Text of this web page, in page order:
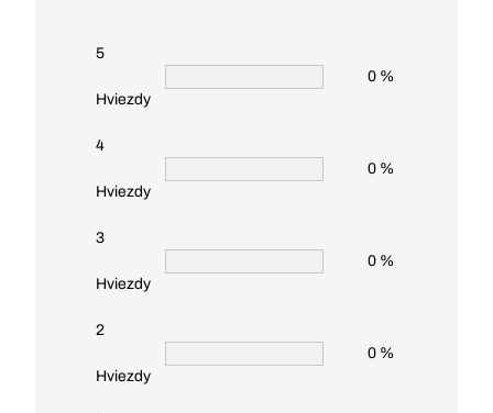
5
Hviezdy
0 %
4
Hviezdy
0 %
3
Hviezdy
0 %
2
Hviezdy
0 %